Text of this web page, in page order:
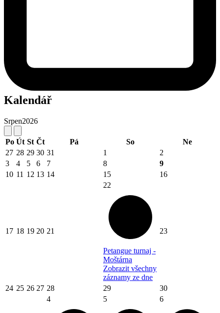
Kalendář
Srpen2026
Po Út St Čt Pá So
Ne
27 28 29 30 31 1
2
3
4 5 6 7 8
9
10 11 12 13 14 15 16
17 18 19 20 21
22
Petangue turnaj -
Moštárna
Zobrazit všechny
záznamy ze dne
23
24 25 26 27 28 29 30
4 5 6